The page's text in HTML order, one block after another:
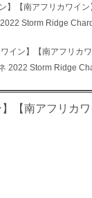
【南アフリカワイン
Storm Ridge
イン】【南アフリカワ
2022 Storm Ridge
【南アフリカワ